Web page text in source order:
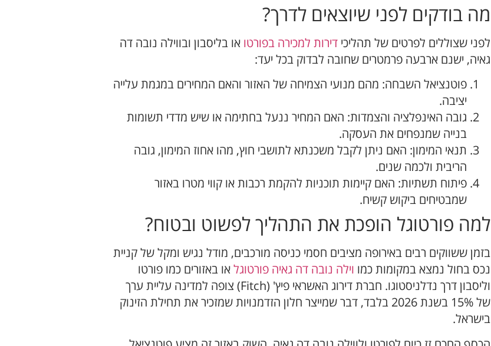
מה בודקים לפני שיוצאים לדרך?
לפני שצוללים לפרטים של תהליכי דירות למכירה בפורטו או בליסבון ובווילה נובה דה
גאיה, ישנם ארבעה פרמטרים שחובה לבדוק בכל יעד:
פוטנציאל השבחה: מהם מנועי הצמיחה של האזור והאם המחירים במגמת עלייה
יציבה.
גובה האינפלציה והצמדות: האם המחיר ננעל בחתימה או שיש מדדי תשומות
בנייה שמנפחים את העסקה.
תנאי המימון: האם ניתן לקבל משכנתא לתושבי חוץ, מהו אחוז המימון, גובה
הריבית ולכמה שנים.
פיתוח תשתיות: האם קיימות תוכניות להקמת רכבות או קווי מטרו באזור
שמבטיחים ביקוש קשיח.
למה פורטוגל הופכת את התהליך לפשוט ובטוח?
בזמן ששווקים רבים באירופה מציבים חסמי כניסה מורכבים, מודל נגיש ומקל של קניית
נכס בחול נמצא במקומות כמו וילה נובה דה גאיה פורטוגלאו באזורים כמו פורטו
וליסבון דרך נדלניסטוגו. חברת דירוג האשראי פיץ' (Fitch) צופה למדינה עליית ערך
של 15% בשנת 2026 בלבד, דבר שמייצר חלון הזדמנויות שמזכיר את תחילת הזינוק
בישראל.